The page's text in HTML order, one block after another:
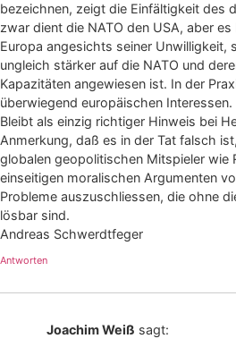
bezeichnen, zeigt die Einfältigkeit des
zwar dient die NATO den USA, aber
Europa angesichts seiner Unwilligkeit,
ungleich stärker auf die NATO und
Kapazitäten angewiesen ist. In der
überwiegend europäischen Interessen.
Bleibt als einzig richtiger Hinweis bei
Anmerkung, daß es in der Tat falsch
globalen geopolitischen Mitspieler wie
einseitigen moralischen Argumenten
Probleme auszuschliessen, die ohne
lösbar sind.
Andreas Schwerdtfeger
Antworten
Joachim Weiß sagt: